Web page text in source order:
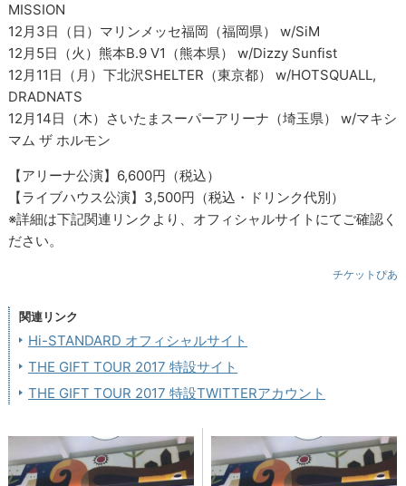
MISSION
12月3日（日）マリンメッセ福岡（福岡県） w/SiM
12月5日（火）熊本B.9 V1（熊本県） w/Dizzy Sunfist
12月11日（月）下北沢SHELTER（東京都） w/HOTSQUALL,
DRADNATS
12月14日（木）さいたまスーパーアリーナ（埼玉県） w/マキシ
マム ザ ホルモン
【アリーナ公演】6,600円（税込）
【ライブハウス公演】3,500円（税込・ドリンク代別）
※詳細は下記関連リンクより、オフィシャルサイトにてご確認く
ださい。
チケットぴあ
関連リンク
Hi-STANDARD オフィシャルサイト
THE GIFT TOUR 2017 特設サイト
THE GIFT TOUR 2017 特設TWITTERアカウント